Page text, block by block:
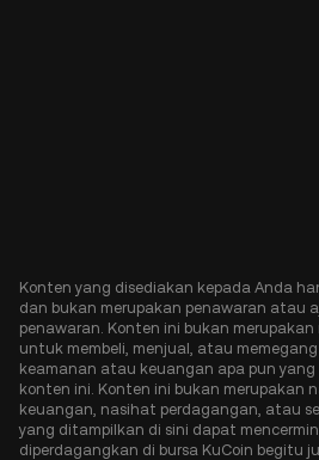
Konten yang disediakan kepada Anda
dan bukan merupakan penawaran atau
penawaran. Konten ini bukan merupakan
untuk membeli, menjual, atau
keamanan atau keuangan apa pun
konten ini. Konten ini bukan merupakan
keuangan, nasihat perdagangan, atau
yang ditampilkan di sini dapat
diperdagangkan di bursa KuCoin begitu